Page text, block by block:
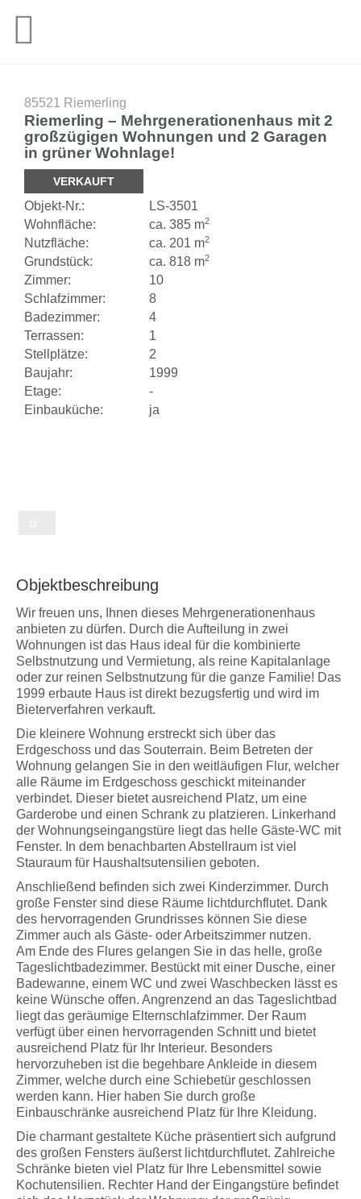
85521 Riemerling
Riemerling – Mehrgenerationenhaus mit 2
großzügigen Wohnungen und 2 Garagen
in grüner Wohnlage!
VERKAUFT
Objekt-Nr.: LS-3501
Wohnfläche:
ca. 385 m2
Nutzfläche: ca. 201 m2
Grundstück: ca. 818 m2
Zimmer:
10
Schlafzimmer:
8
Badezimmer:
4
Terrassen:
1
Stellplätze:
2
Baujahr:
1999
Etage:
-
Einbauküche:
ja
Objektbeschreibung
Wir freuen uns, Ihnen dieses Mehrgenerationenhaus
anbieten zu dürfen. Durch die Aufteilung in zwei
Wohnungen ist das Haus ideal für die kombinierte
Selbstnutzung und Vermietung, als reine Kapitalanlage
oder zur reinen Selbstnutzung für die ganze Familie! Das
1999 erbaute Haus ist direkt bezugsfertig und wird im
Bieterverfahren verkauft.
Die kleinere Wohnung erstreckt sich über das
Erdgeschoss und das Souterrain. Beim Betreten der
Wohnung gelangen Sie in den weitläufigen Flur, welcher
alle Räume im Erdgeschoss geschickt miteinander
verbindet. Dieser bietet ausreichend Platz, um eine
Garderobe und einen Schrank zu platzieren. Linkerhand
der Wohnungseingangstüre liegt das helle Gäste-WC mit
Fenster. In dem benachbarten Abstellraum ist viel
Stauraum für Haushaltsutensilien geboten.
Anschließend befinden sich zwei Kinderzimmer. Durch
große Fenster sind diese Räume lichtdurchflutet. Dank
des hervorragenden Grundrisses können Sie diese
Zimmer auch als Gäste- oder Arbeitszimmer nutzen.
Am Ende des Flures gelangen Sie in das helle, große
Tageslichtbadezimmer. Bestückt mit einer Dusche, einer
Badewanne, einem WC und zwei Waschbecken lässt es
keine Wünsche offen. Angrenzend an das Tageslichtbad
liegt das geräumige Elternschlafzimmer. Der Raum
verfügt über einen hervorragenden Schnitt und bietet
ausreichend Platz für Ihr Interieur. Besonders
hervorzuheben ist die begehbare Ankleide in diesem
Zimmer, welche durch eine Schiebetür geschlossen
werden kann. Hier haben Sie durch große
Einbauschränke ausreichend Platz für Ihre Kleidung.
Die charmant gestaltete Küche präsentiert sich aufgrund
des großen Fensters äußerst lichtdurchflutet. Zahlreiche
Schränke bieten viel Platz für Ihre Lebensmittel sowie
Kochutensilien. Rechter Hand der Eingangstüre befindet